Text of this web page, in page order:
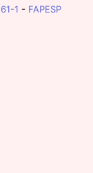
1 - FAPESP